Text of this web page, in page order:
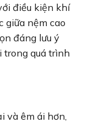
điều kiện khí
giữa nệm cao
đáng lưu ý
trong quá trình
và êm ái hơn,